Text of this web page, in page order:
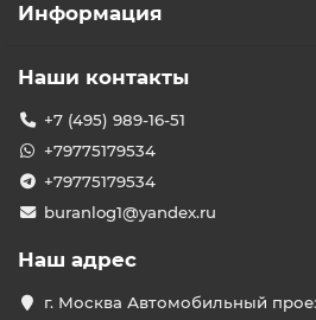
Информация
Наши контакты
+7 (495) 989-16-51
+79775179534
+79775179534
buranlog1@yandex.ru
Наш адрес
г. Москва Автомобильный